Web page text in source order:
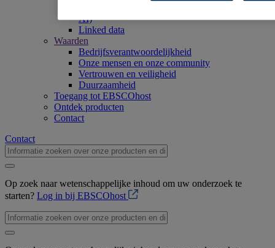
AI)
Linked data
Waarden
Bedrijfsverantwoordelijkheid
Onze mensen en onze community
Vertrouwen en veiligheid
Duurzaamheid
Toegang tot EBSCOhost
Ontdek producten
Contact
Contact
Op zoek naar wetenschappelijke inhoud om uw onderzoek te
starten? Log in bij EBSCOhost